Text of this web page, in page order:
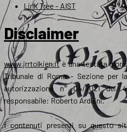
Link Tree – AIST
Disclaimer
www.jrrtolkien.itè una testata
Tribunale di Roma - Sezione per
autorizzazione n° 04/2021 del
responsabile: Roberto Arduini.
I contenuti presenti su questo